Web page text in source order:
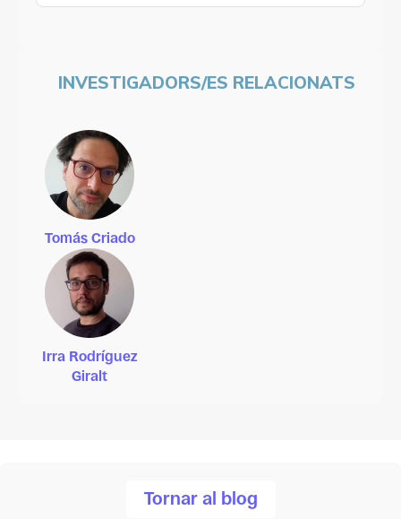
INVESTIGADORS/ES RELACIONATS
Tomás Criado
Irra Rodríguez
Giralt
Tornar al blog